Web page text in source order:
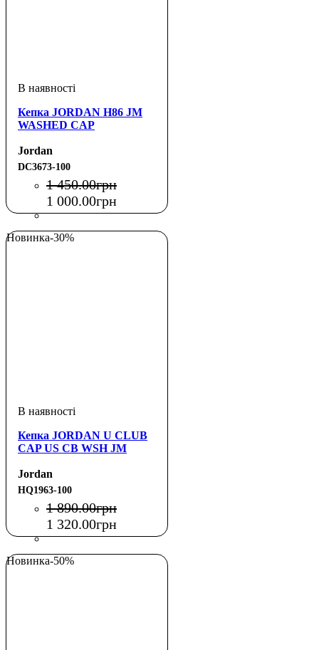
Кепка JORDAN H86 JM
WASHED CAP
Jordan
DC3673-100
1 450.00грн
1 000.00грн
Новинка-30%
Кепка JORDAN U CLUB
CAP US CB WSH JM
Jordan
HQ1963-100
1 890.00грн
1 320.00грн
Новинка-50%